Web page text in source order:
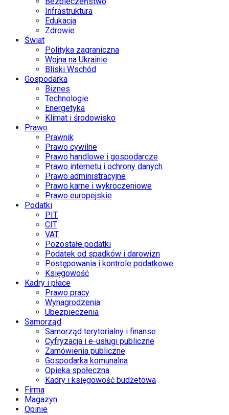
Infrastruktura
Edukacja
Zdrowie
Świat
Polityka zagraniczna
Wojna na Ukrainie
Bliski Wschód
Gospodarka
Biznes
Technologie
Energetyka
Klimat i środowisko
Prawo
Prawnik
Prawo cywilne
Prawo handlowe i gospodarcze
Prawo internetu i ochrony danych
Prawo administracyjne
Prawo karne i wykroczeniowe
Prawo europejskie
Podatki
PIT
CIT
VAT
Pozostałe podatki
Podatek od spadków i darowizn
Postępowania i kontrole podatkowe
Księgowość
Kadry i płace
Prawo pracy
Wynagrodzenia
Ubezpieczenia
Samorząd
Samorząd terytorialny i finanse
Cyfryzacja i e-usługi publiczne
Zamówienia publiczne
Gospodarka komunalna
Opieka społeczna
Kadry i księgowość budżetowa
Firma
Magazyn
Opinie